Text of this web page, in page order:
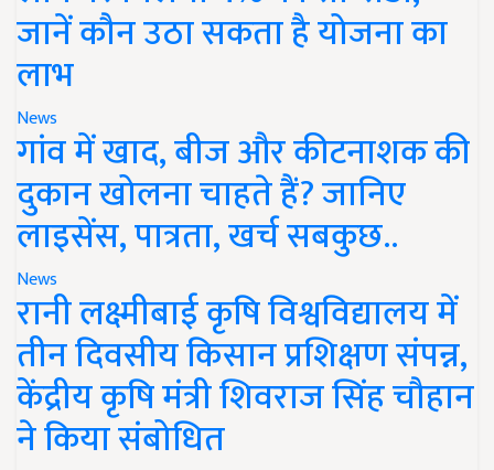
जानें कौन उठा सकता है योजना का
लाभ
News
गांव में खाद, बीज और कीटनाशक की
दुकान खोलना चाहते हैं? जानिए
लाइसेंस, पात्रता, खर्च सबकुछ..
News
रानी लक्ष्मीबाई कृषि विश्वविद्यालय में
तीन दिवसीय किसान प्रशिक्षण संपन्न,
केंद्रीय कृषि मंत्री शिवराज सिंह चौहान
ने किया संबोधित